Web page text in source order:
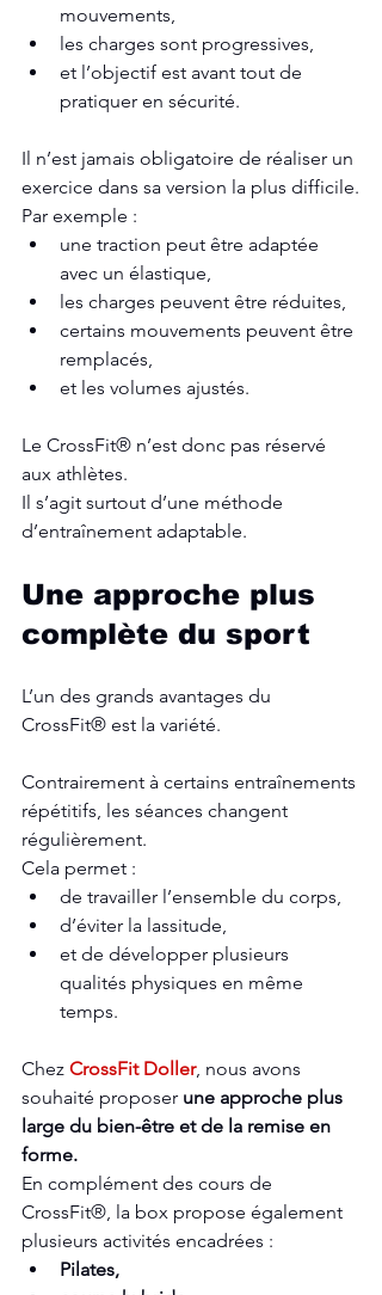
mouvements,
les charges sont progressives,
et l’objectif est avant tout de
pratiquer en sécurité.
Il n’est jamais obligatoire de réaliser un
exercice dans sa version la plus difficile.
Par exemple :
une traction peut être adaptée
avec un élastique,
les charges peuvent être réduites,
certains mouvements peuvent être
remplacés,
et les volumes ajustés.
Le CrossFit® n’est donc pas réservé
aux athlètes.
Il s’agit surtout d’une méthode
d’entraînement adaptable.
Une approche plus
complète du sport
L’un des grands avantages du
CrossFit® est la variété.
Contrairement à certains entraînements
répétitifs, les séances changent
régulièrement.
Cela permet :
de travailler l’ensemble du corps,
d’éviter la lassitude,
et de développer plusieurs
qualités physiques en même
temps.
Chez CrossFit Doller, nous avons
souhaité proposer une approche plus
large du bien-être et de la remise en
forme.
En complément des cours de
CrossFit®, la box propose également
plusieurs activités encadrées :
Pilates,